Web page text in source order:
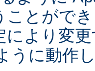
ことがで
により変
うに動作